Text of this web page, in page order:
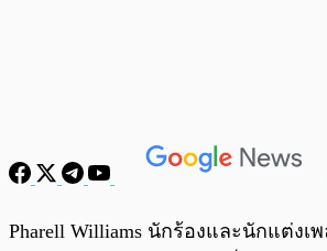
Pharell Williams นักร้องและนักแต่งเ